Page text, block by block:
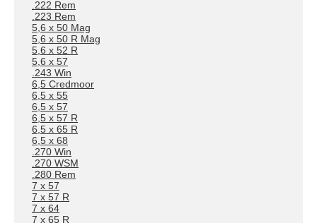
.222 Rem
.223 Rem
5,6 x 50 Mag
5,6 x 50 R Mag
5,6 x 52 R
5,6 x 57
.243 Win
6,5 Credmoor
6,5 x 55
6,5 x 57
6,5 x 57 R
6,5 x 65 R
6,5 x 68
.270 Win
.270 WSM
.280 Rem
7 x 57
7 x 57 R
7 x 64
7 x 65 R